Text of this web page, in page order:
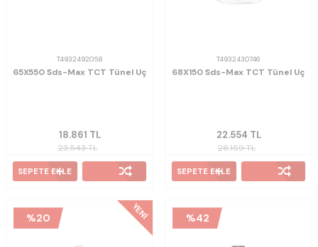
T4932492058
65X550 Sds-Max TCT Tünel Uç
23.543TL
18.861 TL
SEPETE EKLE
T4932430746
68X150 Sds-Max TCT Tünel Uç
28.159TL
22.554 TL
SEPETE EKLE
%20 YENI %42